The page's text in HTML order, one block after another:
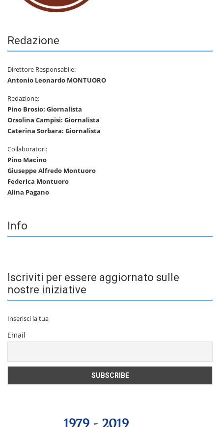
Redazione
Direttore Responsabile:
Antonio Leonardo MONTUORO
Redazione:
Pino Brosio: Giornalista
Orsolina Campisi: Giornalista
Caterina Sorbara: Giornalista
Collaboratori:
Pino Macino
Giuseppe Alfredo Montuoro
Federica Montuoro
Alina Pagano
Info
Iscriviti per essere aggiornato sulle
nostre iniziative
Inserisci la tua
Email